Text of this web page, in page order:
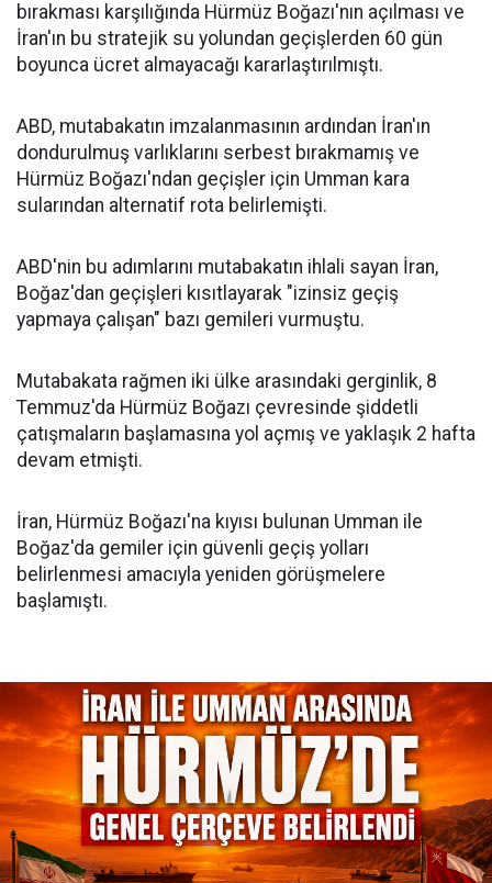
bırakması karşılığında Hürmüz Boğazı'nın açılması ve
İran'ın bu stratejik su yolundan geçişlerden 60 gün
boyunca ücret almayacağı kararlaştırılmıştı.
ABD, mutabakatın imzalanmasının ardından İran'ın
dondurulmuş varlıklarını serbest bırakmamış ve
Hürmüz Boğazı'ndan geçişler için Umman kara
sularından alternatif rota belirlemişti.
ABD'nin bu adımlarını mutabakatın ihlali sayan İran,
Boğaz'dan geçişleri kısıtlayarak "izinsiz geçiş
yapmaya çalışan" bazı gemileri vurmuştu.
Mutabakata rağmen iki ülke arasındaki gerginlik, 8
Temmuz'da Hürmüz Boğazı çevresinde şiddetli
çatışmaların başlamasına yol açmış ve yaklaşık 2 hafta
devam etmişti.
İran, Hürmüz Boğazı'na kıyısı bulunan Umman ile
Boğaz'da gemiler için güvenli geçiş yolları
belirlenmesi amacıyla yeniden görüşmelere
başlamıştı.